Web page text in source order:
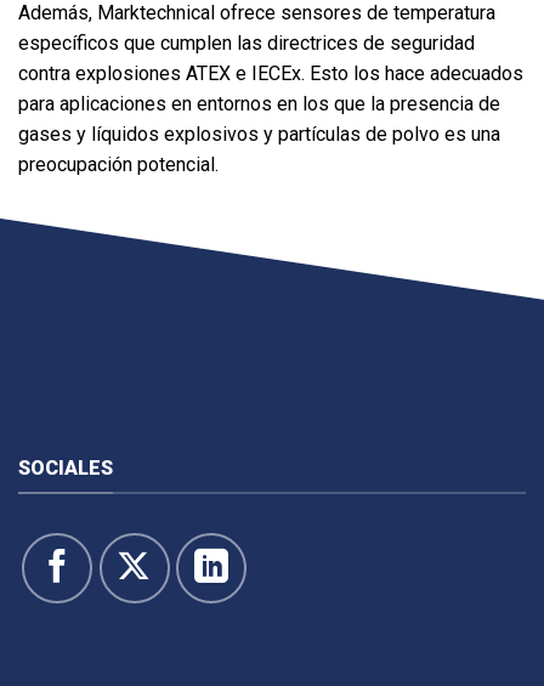
Además, Marktechnical ofrece sensores de temperatura
específicos que cumplen las directrices de seguridad
contra explosiones ATEX e IECEx. Esto los hace adecuados
para aplicaciones en entornos en los que la presencia de
gases y líquidos explosivos y partículas de polvo es una
preocupación potencial.
SOCIALES